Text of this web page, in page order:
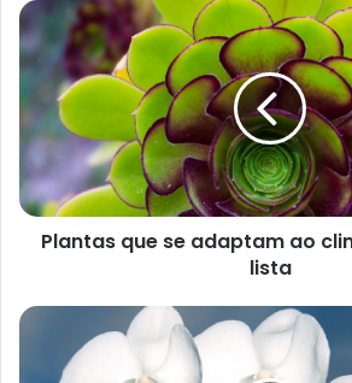
essas vibrações longe, essas
purificando o ar do local. Desse modo,
tempo e venha conferir agora mesmo
informações sobre essas plantinhas.
Plantas que se adaptam ao
lista